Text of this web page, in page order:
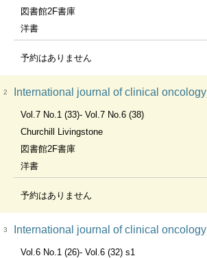
図書館2F書庫
洋書
予約はありません
2 International journal of clinical oncology
Vol.7 No.1 (33)- Vol.7 No.6 (38)
Churchill Livingstone
図書館2F書庫
洋書
予約はありません
3 International journal of clinical oncology
Vol.6 No.1 (26)- Vol.6 (32) s1